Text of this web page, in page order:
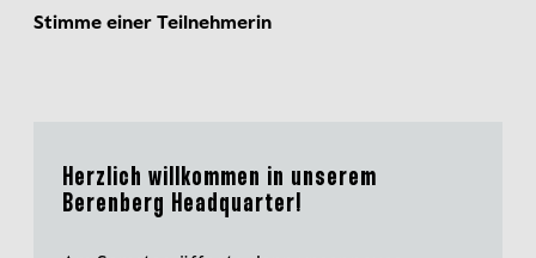
Stimme einer Teilnehmerin
Herzlich willkommen in unserem
Berenberg Headquarter!